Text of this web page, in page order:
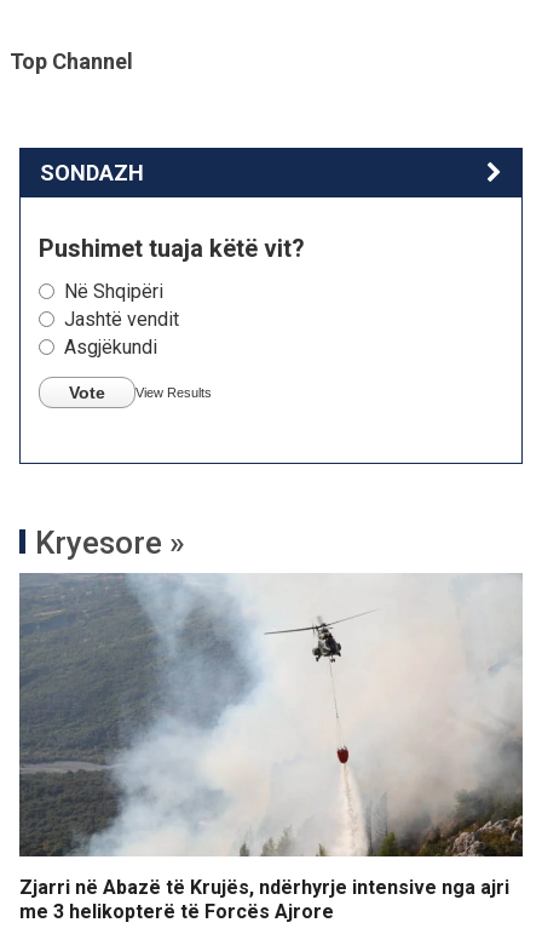
Top Channel
SONDAZH
Pushimet tuaja këtë vit?
Në Shqipëri
Jashtë vendit
Asgjëkundi
Vote View Results
Kryesore »
Zjarri në Abazë të Krujës, ndërhyrje intensive nga ajri
me 3 helikopterë të Forcës Ajrore